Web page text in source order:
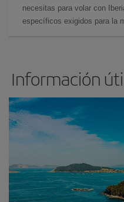
necesitas para volar con
específicos exigidos para la
Información